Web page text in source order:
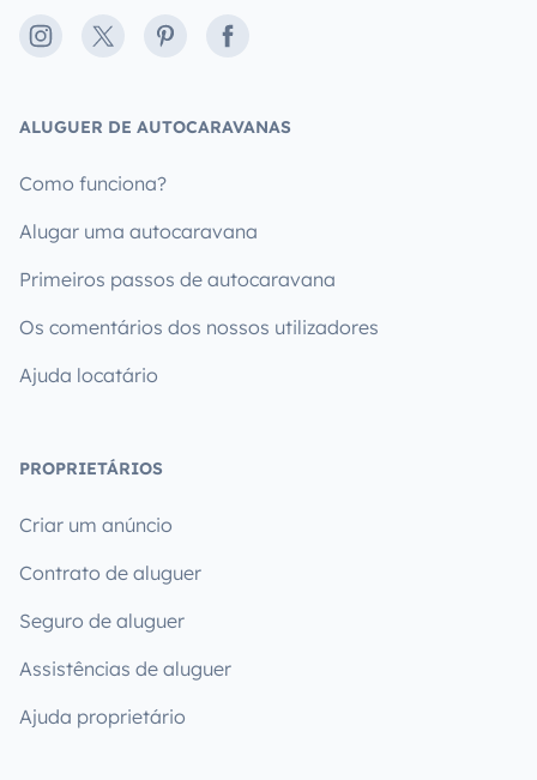
Instagram
X PinterestFacebook
ALUGUER DE AUTOCARAVANAS
Como funciona?
Alugar uma autocaravana
Primeiros passos de autocaravana
Os comentários dos nossos utilizadores
Ajuda locatário
PROPRIETÁRIOS
Criar um anúncio
Contrato de aluguer
Seguro de aluguer
Assistências de aluguer
Ajuda proprietário